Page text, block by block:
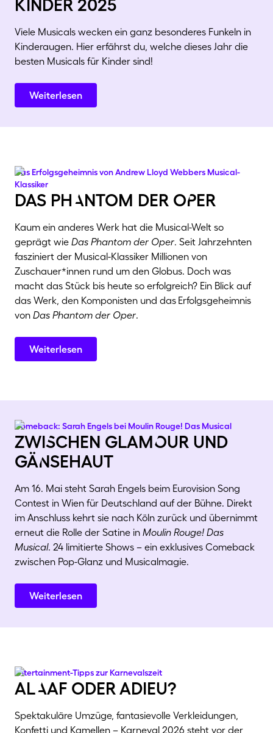
kinder 2025
Viele Musicals wecken ein ganz besonderes Funkeln in
Kinderaugen. Hier erfährst du, welche dieses Jahr die
besten Musicals für Kinder sind!
Weiterlesen
das phAntom der oPer
Das Erfolgsgeheimnis von Andrew Lloyd Webbers Musical-
Klassiker
Kaum ein anderes Werk hat die Musical-Welt so
geprägt wie Das Phantom der Oper. Seit Jahrzehnten
fasziniert der Musical-Klassiker Millionen von
Zuschauer*innen rund um den Globus. Doch was
macht das Stück bis heute so erfolgreich? Ein Blick auf
das Werk, den Komponisten und das Erfolgsgeheimnis
von Das Phantom der Oper.
Weiterlesen
zwiSchen glamOur und
gäNsehaut
Comeback: Sarah Engels bei Moulin Rouge! Das Musical
Am 16. Mai steht Sarah Engels beim Eurovision Song
Contest in Wien für Deutschland auf der Bühne. Direkt
im Anschluss kehrt sie nach Köln zurück und übernimmt
erneut die Rolle der Satine in Moulin Rouge! Das
Musical. 24 limitierte Shows – ein exklusives Comeback
zwischen Pop-Glanz und Musicalmagie.
Weiterlesen
alAaf oder adieu?
Entertainment-Tipps zur Karnevalszeit
Spektakuläre Umzüge, fantasievolle Verkleidungen,
Konfetti und Kamellen – Karneval 2026 steht vor der